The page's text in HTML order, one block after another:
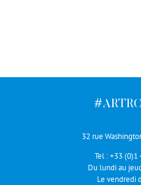
32 rue
Tel :+33 (0)1
Du lundi au
Le vendredi